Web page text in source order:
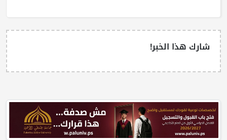
شارك هذا الخبر!